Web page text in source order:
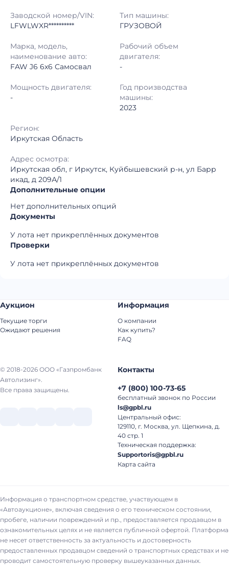
Тип аукциона: Открытые торги
Шаг торгов: 50 000 ₽
Иркутская Область
Заводской номер/VIN:
LFWLWXR**********
Тип машины:
ГРУЗОВОЙ
Марка, модель,
наименование авто:
FAW J6 6x6 Самосвал
Рабочий объем
двигателя:
-
Мощность двигателя:
-
Год производства
машины:
2023
Регион:
Иркутская Область
Адрес осмотра:
Иркутская обл, г Иркутск, Куйбышевский р-н, ул Барр
икад, д 209А/1
Дополнительные опции
Нет дополнительных опций
Документы
У лота нет прикреплённых документов
Проверки
У лота нет прикреплённых документов
© 2018-2026 ООО «Газпромбанк
Автолизинг».
Все права защищены.
Аукцион
Текущие торги
Ожидают решения
Информация
О компании
Как купить?
FAQ
Контакты
+7 (800) 100-73-65
бесплатный звонок по России
ls@gpbl.ru
Центральный офис:
129110, г. Москва, ул. Щепкина, д.
40 стр. 1
Техническая поддержка:
Supportoris@gpbl.ru
Карта сайта
Информация о транспортном средстве, участвующем в
«Автоаукционе», включая сведения о его техническом состоянии,
пробеге, наличии повреждений и пр., предоставляется продавцом в
ознакомительных целях и не является публичной офертой. Платформа
не несет ответственность за актуальность и достоверность
предоставленных продавцом сведений о транспортных средствах и не
проводит самостоятельную проверку вышеуказанных данных.